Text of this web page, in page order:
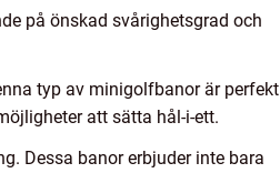
på önskad svårighetsgrad och
typ av minigolfbanor är perfekt
att sätta hål-i-ett.
Dessa banor erbjuder inte bara